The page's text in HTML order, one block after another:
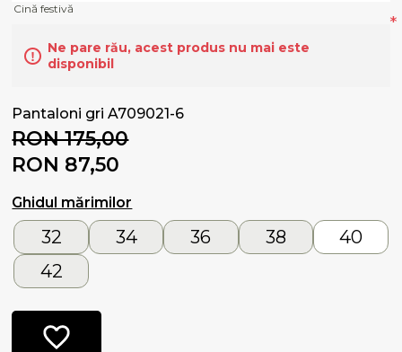
Cină festivă
Ne pare rău, acest produs nu mai este
disponibil
Pantaloni gri A709021-6
RON 175,00
RON 87,50
Ghidul mărimilor
*
32 34 36 38
40
42